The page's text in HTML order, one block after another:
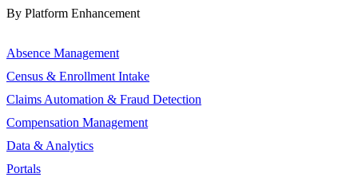
By Platform Enhancement
Absence Management
Census & Enrollment Intake
Claims Automation & Fraud Detection
Compensation Management
Data & Analytics
Portals